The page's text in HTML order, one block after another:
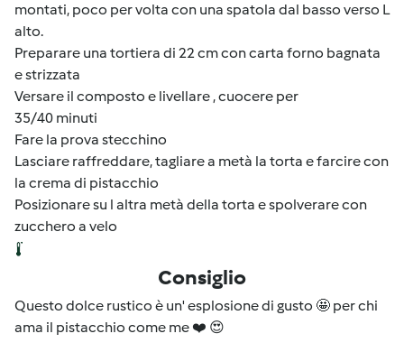
montati, poco per volta con una spatola dal basso verso L
alto.
Preparare una tortiera di 22 cm con carta forno bagnata
e strizzata
Versare il composto e livellare , cuocere per
35/40 minuti
Fare la prova stecchino
Lasciare raffreddare, tagliare a metà la torta e farcire con
la crema di pistacchio
Posizionare su l altra metà della torta e spolverare con
zucchero a velo
Consiglio
Questo dolce rustico è un' esplosione di gusto 🤩 per chi
ama il pistacchio come me ❤️ 😍